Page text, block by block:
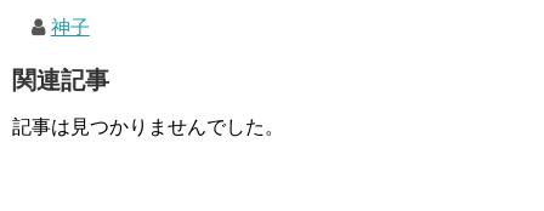
神子
関連記事
記事は見つかりませんでした。